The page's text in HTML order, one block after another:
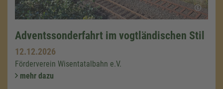
Adventssonderfahrt im vogtländischen Stil
12.12.2026
Förderverein Wisentatalbahn e.V.
mehr dazu